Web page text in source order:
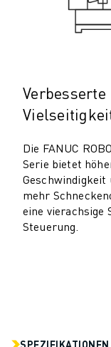
TECHNISCHE
DIGITALE SERVICE
E-STORE
TRAINING &
FANUC AKADEMIE
BRANCHEN-LÖSUNGEN
LÖSUNGEN FÜR DIE
WORLDSKILLS &
Verbesserte
Die FANUC
Serie bietet
Geschwindigkeit
mehr
eine vierachsige
Steuerung.
SPEZIFIKATIONEN